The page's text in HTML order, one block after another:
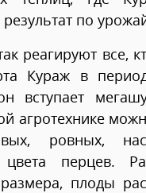
по
реагируют все,
Кураж в
вступает
агротехнике
ровных,
цвета перцев.
плоды